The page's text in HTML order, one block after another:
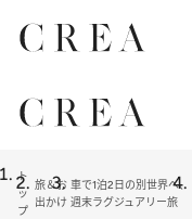
ト
ッ
プ
旅＆お
出かけ
車で1泊2日の別世界へ、
週末ラグジュアリー旅